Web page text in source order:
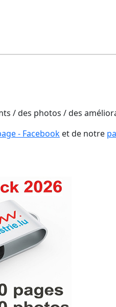
/ des photos / des
- Facebook et de notre